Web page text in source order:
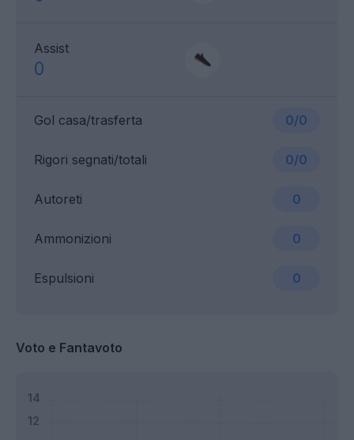
Assist
0
Gol casa/trasferta 0/0
Ammonizioni 0
Rigori segnati/totali 0/0
Espulsioni 0
Autoreti 0
Voto e Fantavoto